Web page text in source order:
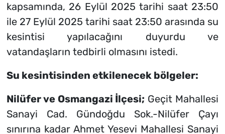
kapsamında, 26 Eylül 2025 tarihi saat 23:50
ile 27 Eylül 2025 tarihi saat 23:50 arasında su
kesintisi yapılacağını duyurdu ve
vatandaşların tedbirli olmasını istedi.
Su kesintisinden etkilenecek bölgeler:
Nilüfer ve Osmangazi İlçesi; Geçit Mahallesi
Sanayi Cad. Gündoğdu Sok.-Nilüfer Çayı
sınırına kadar Ahmet Yesevi Mahallesi Sanayi